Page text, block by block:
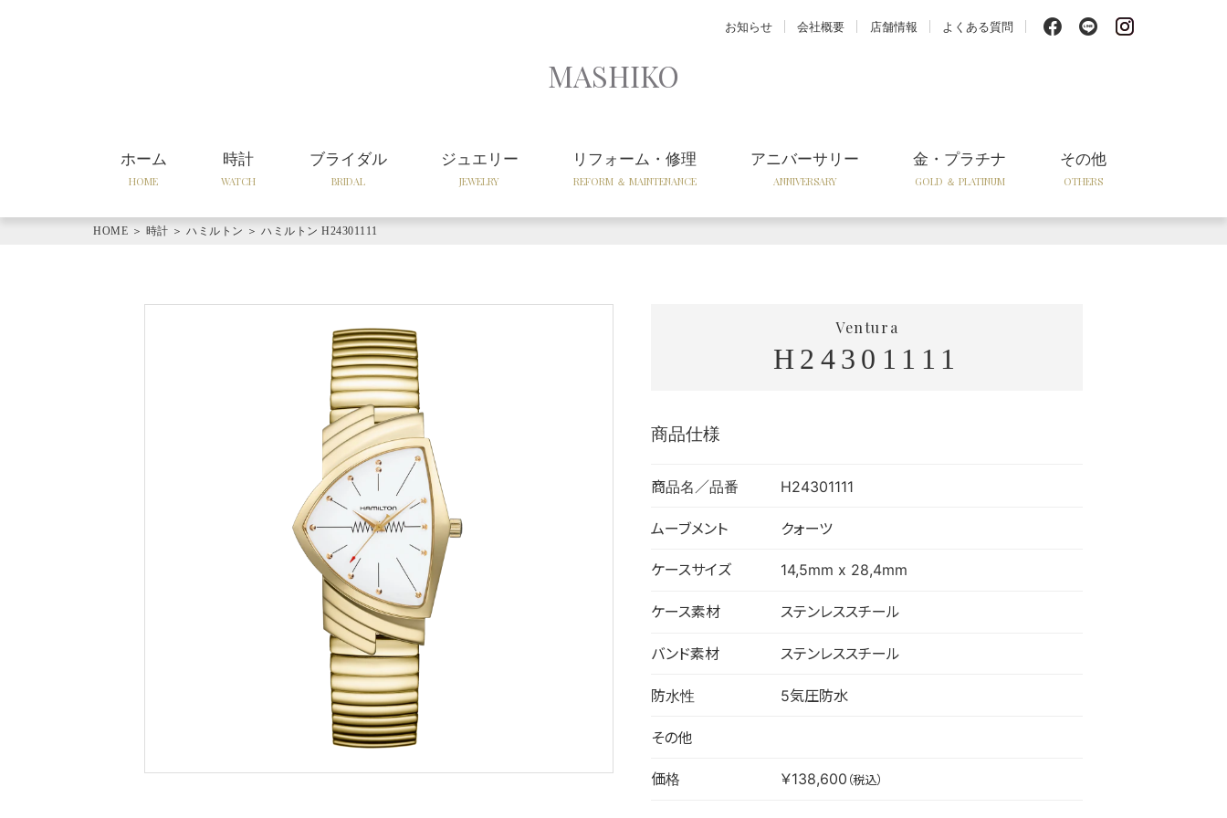
MASHIKO
ホーム
HOME
時計
WATCH
ブライダル
BRIDAL
ジュエリー
JEWELRY
リフォーム・修理
REFORM ＆ MAINTENANCE
アニバーサリー
ANNIVERSARY
金・プラチナ
GOLD ＆ PLATINUM
その他
OTHERS
お知らせ 会社概要 店舗情報 よくある質問 f l i
HOME ＞ 時計 ＞ ハミルトン ＞ ハミルトン H24301111
Ventura
H24301111
商品仕様
商品名／品番 H24301111
ムーブメント クォーツ
ケースサイズ 14,5mm x 28,4mm
ケース素材 ステンレススチール
バンド素材 ステンレススチール
防水性 5気圧防水
その他
価格 ￥138,600 （税込）